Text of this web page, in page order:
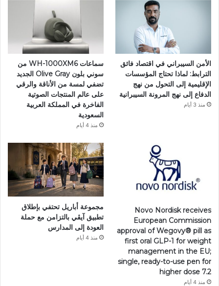
الأمن السيبراني في اقتصاد فائق
الترابط: لماذا تحتاج المؤسسات
الإقليمية إلى التحول من نهج
الدفاع إلى نهج المرونة السيبرانية
منذ 3 أيام
سماعات WH-1000XM6 من
سوني بلون Olive Gray الجديد
تضفي لمسة من الأناقة والرقي
على عالم المنتجات الصوتية
الفاخرة في المملكة العربية
السعودية
منذ 4 أيام
Novo Nordisk receives
European Commission
approval of Wegovy®️ pill as
first oral GLP-1 for weight
management in the EU;
single, ready-to-use pen for
higher dose 7.2
منذ 4 أيام
مجموعة أباريل تحتفي بإطلاق
تطبيق آيڤي بالتزامن مع حملة
العودة إلى المدارس
منذ 4 أيام